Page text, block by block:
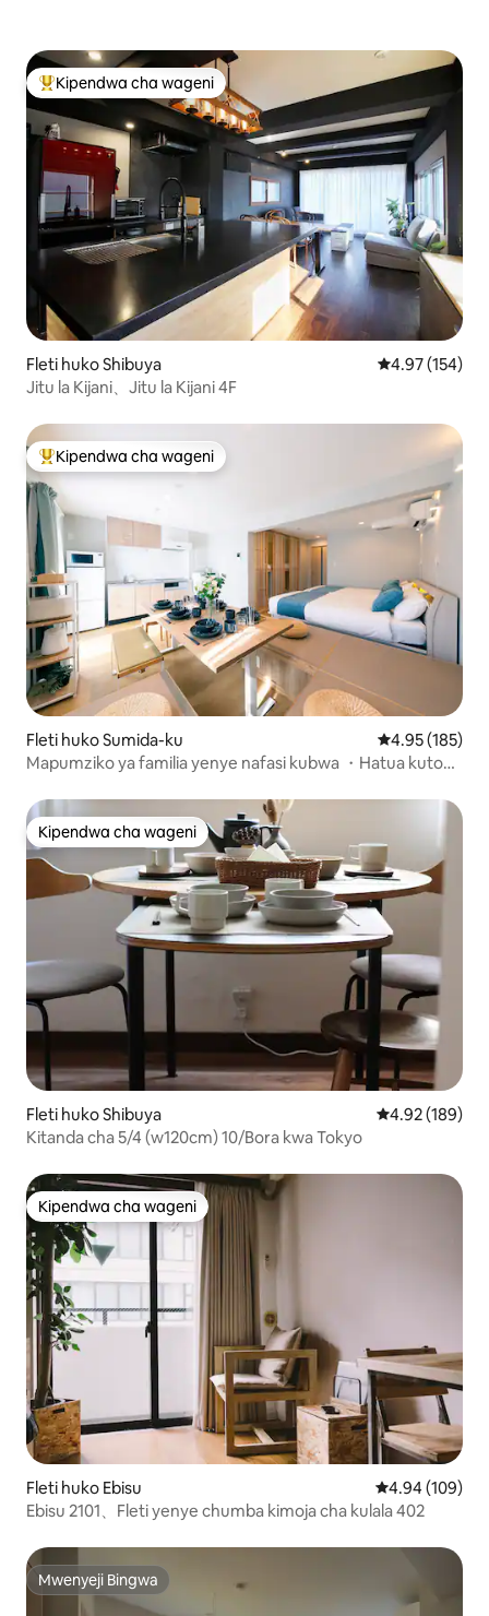
Kipendwa maarufu cha wageni
Kipendwa cha wageni
Fleti huko Shibuya Ukadiriaji wa
4.97 (154)
Jitu la Kijani、Jitu la Kijani 4F
Kipendwa maarufu cha wageni
Kipendwa cha wageni
Fleti huko Sumida-ku Ukadiriaji wa
4.95 (185)
Mapumziko ya familia yenye nafasi kubwa ・Hatua kutoka
Kipendwa cha wageni
Kipendwa cha wageni
Fleti huko Shibuya Ukadiriaji wa
4.92 (189)
Kitanda cha 5/4 (w120cm) 10/Bora kwa Tokyo
Kipendwa cha wageni
Kipendwa cha wageni
Fleti huko Ebisu Ukadiriaji wa
4.94 (109)
Ebisu 2101、Fleti yenye chumba kimoja cha kulala 402
Mwenyeji Bingwa
Mwenyeji Bingwa